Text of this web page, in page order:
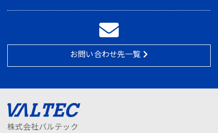
お問い合わせ先一覧
株式会社バルテック